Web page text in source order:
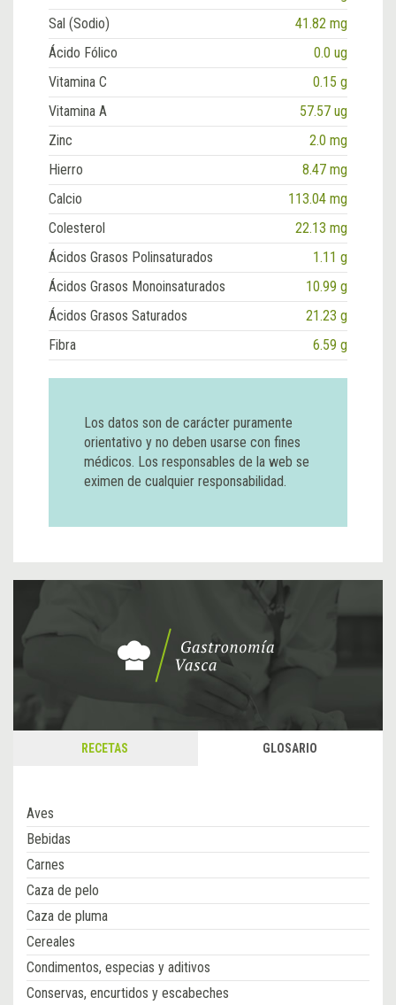
Sal (Sodio)
41.82 mg
Ácido Fólico
0.0 ug
Vitamina C
0.15 g
Vitamina A
57.57 ug
Zinc
2.0 mg
Hierro
8.47 mg
Calcio
113.04 mg
Colesterol
22.13 mg
Ácidos Grasos Polinsaturados
1.11 g
Ácidos Grasos Monoinsaturados
10.99 g
Ácidos Grasos Saturados
21.23 g
Fibra
6.59 g
Los datos son de carácter puramente
orientativo y no deben usarse con fines
médicos. Los responsables de la web se
eximen de cualquier responsabilidad.
RECETAS GLOSARIO
Aves
Bebidas
Carnes
Caza de pelo
Caza de pluma
Cereales
Condimentos, especias y aditivos
Conservas, encurtidos y escabeches